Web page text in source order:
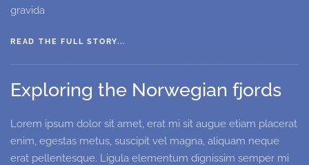
gravida
READ THE FULL STORY...
Exploring the Norwegian fjords
Lorem ipsum dolor sit amet, erat mi sit augue etiam placerat
enim, egestas metus, suscipit vel magna, aliquam neque
erat pellentesque. Ligula elementum dignissim semper mi